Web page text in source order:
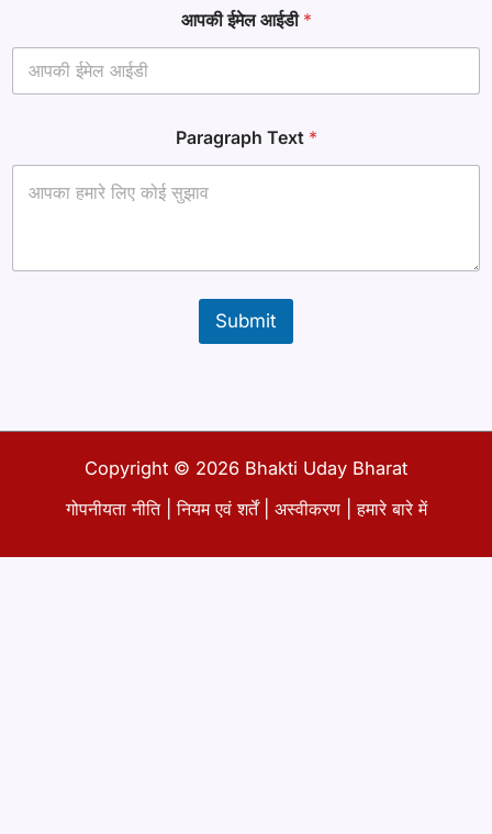
म
*
आपकी ईमेल आईडी *
Paragraph Text *
Submit
Copyright © 2026 Bhakti Uday Bharat
गोपनीयता नीति|नियम एवं शर्तें| अस्वीकरण |हमारे बारे में